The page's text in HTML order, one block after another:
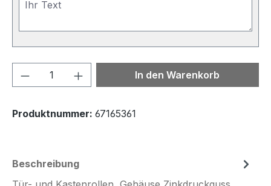
Produkt Anzahl: Gib denIn den Warenkorb
Produktnummer: 67165361
Beschreibung